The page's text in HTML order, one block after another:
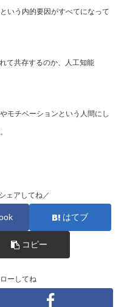
いう内的要因がすべてになって
て共存するのか、人工知能
モチベーションという人間にし
ェアしてね／
はてブ
コピー
ーしてね